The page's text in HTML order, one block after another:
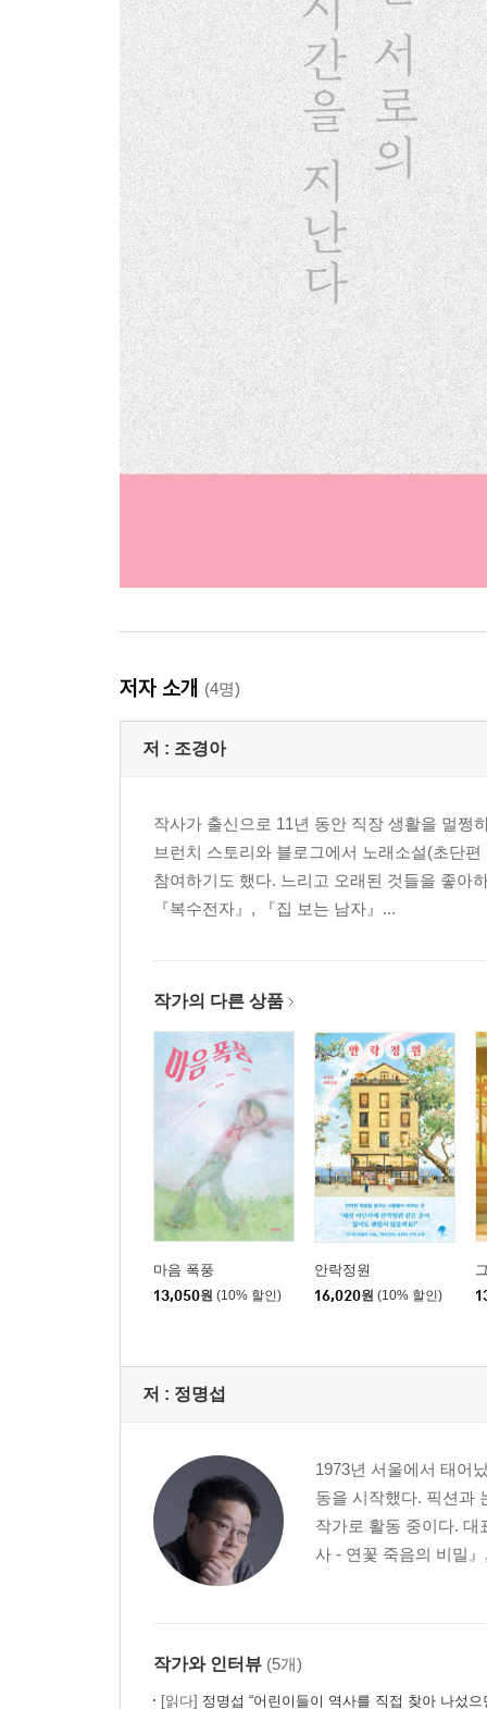
저자 소개 (4명)
저 : 조경아
작사가 출신으로 11년 동안 직장 생활을 멀쩡
브런치 스토리와 블로그에서 노래소설(초단
참여하기도 했다. 느리고 오래된 것들을 좋아
『복수전자』, 『집 보는 남자』...
작가의 다른 상품
마음 폭풍
13,050원 (10% 할인)
안락정원
16,020원 (10% 할인)
저 : 정명섭
1973년 서울에서 태어
동을 시작했다. 픽션과
작가로 활동 중이다.
사 - 연꽃 죽음의 비밀
작가와 인터뷰 (5개)
[읽다] 정명섭 “어린이들이 역사를 직접 찾아 나섰으